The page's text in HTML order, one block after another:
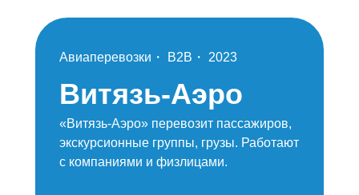
Витязь-Аэро
Авиаперевозки・ B2B・ 2023
«Витязь-Аэро» перевозит пассажиров,
экскурсионные группы, грузы. Работают
с компаниями и физлицами.